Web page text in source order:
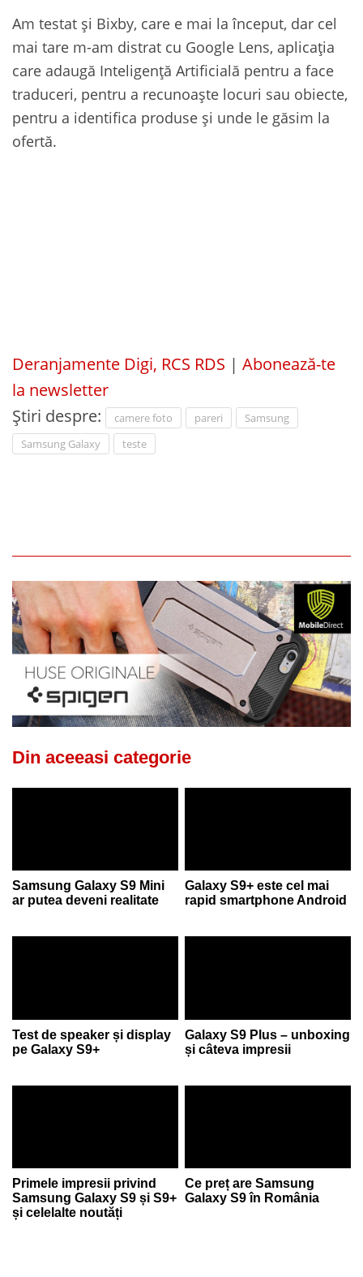
Am testat și Bixby, care e mai la început, dar cel
mai tare m-am distrat cu Google Lens, aplicația
care adaugă Inteligență Artificială pentru a face
traduceri, pentru a recunoaște locuri sau obiecte,
pentru a identifica produse și unde le găsim la
ofertă.
Deranjamente Digi, RCS RDS | Abonează-te
la newsletter
Știri despre:
camere foto pareri
Samsung
Samsung Galaxy
teste
Din aceeasi categorie
Samsung Galaxy S9 Mini
ar putea deveni realitate
Galaxy S9+ este cel mai
rapid smartphone Android
Test de speaker și display
pe Galaxy S9+
Galaxy S9 Plus – unboxing
și câteva impresii
Primele impresii privind
Samsung Galaxy S9 și S9+
și celelalte noutăți
Ce preț are Samsung
Galaxy S9 în România